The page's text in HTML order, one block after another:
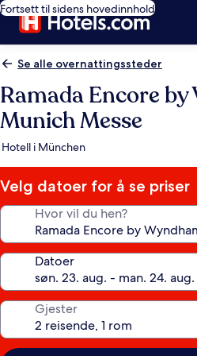
Fortsett til sidens hovedinnhold
Se alle overnattingssteder
Ramada Encore
Munich Messe
Hotell i München
Velg datoer for å se priser
Hvor vil du hen?
Datoer
Gjester